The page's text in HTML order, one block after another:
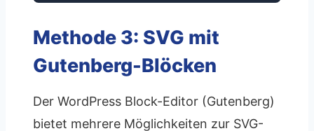
Methode 3: SVG mit
Gutenberg-Blöcken
Der WordPress Block-Editor (Gutenberg)
bietet mehrere Möglichkeiten zur SVG-